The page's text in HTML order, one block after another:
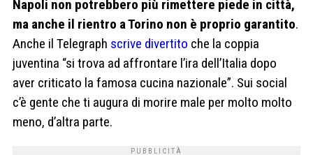
Napoli non potrebbero più rimettere piede in città,
ma anche il rientro a Torino non è proprio garantito.
Anche il Telegraph scrive divertito che la coppia
juventina “si trova ad affrontare l’ira dell’Italia dopo
aver criticato la famosa cucina nazionale”. Sui social
c’è gente che ti augura di morire male per molto molto
meno, d’altra parte.